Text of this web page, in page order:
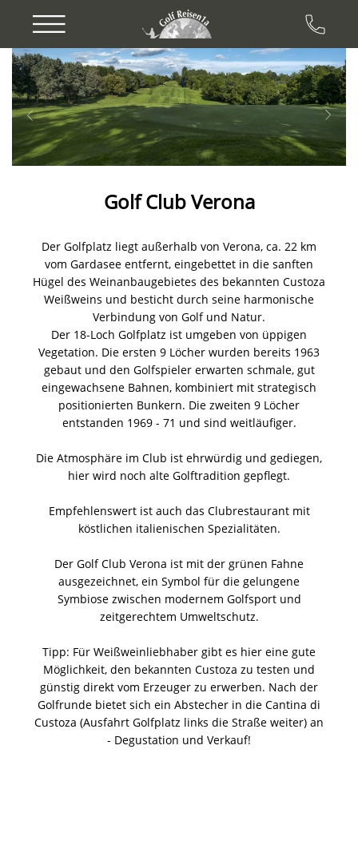
Previous Next
Golf Club Verona
Der Golfplatz liegt außerhalb von Verona, ca. 22 km
vom Gardasee entfernt, eingebettet in die sanften
Hügel des Weinanbaugebietes des bekannten Custoza
Weißweins und besticht durch seine harmonische
Verbindung von Golf und Natur.
Der 18-Loch Golfplatz ist umgeben von üppigen
Vegetation. Die ersten 9 Löcher wurden bereits 1963
gebaut und den Golfspieler erwarten schmale, gut
eingewachsene Bahnen, kombiniert mit strategisch
positionierten Bunkern. Die zweiten 9 Löcher
entstanden 1969 - 71 und sind weitläufiger.
Die Atmosphäre im Club ist ehrwürdig und gediegen,
hier wird noch alte Golftradition gepflegt.
Empfehlenswert ist auch das Clubrestaurant mit
köstlichen italienischen Spezialitäten.
Der Golf Club Verona ist mit der grünen Fahne
ausgezeichnet, ein Symbol für die gelungene
Symbiose zwischen modernem Golfsport und
zeitgerechtem Umweltschutz.
Tipp: Für Weißweinliebhaber gibt es hier eine gute
Möglichkeit, den bekannten Custoza zu testen und
günstig direkt vom Erzeuger zu erwerben. Nach der
Golfrunde bietet sich ein Abstecher in die Cantina di
Custoza (Ausfahrt Golfplatz links die Straße weiter) an
- Degustation und Verkauf!